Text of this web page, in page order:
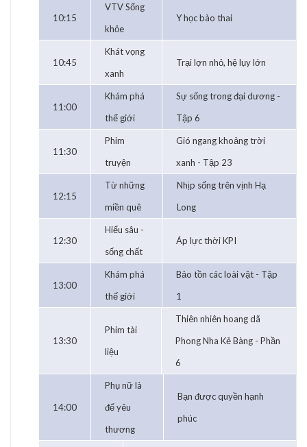
10:15
VTV Sống
khỏe
Y học bào thai
10:45
Khát vọng
xanh
Trại lợn nhỏ, hệ lụy lớn
11:00
Khám phá
thế giới
Sự sống trong đại dương -
Tập 6
11:30
Phim
truyện
Gió ngang khoảng trời
xanh - Tập 23
12:15
Từ những
miền quê
Nhịp sống trên vịnh Hạ
Long
12:30
Hiểu sâu -
sống chất
Áp lực thời KPI
13:00
Khám phá
thế giới
Bảo tồn các loài vật - Tập
1
13:30
Phim tài
liệu
Thiên nhiên hoang dã
Phong Nha Kẻ Bàng - Phần
6
14:00
Phụ nữ là
để yêu
thương
Bạn được quyền hạnh
phúc